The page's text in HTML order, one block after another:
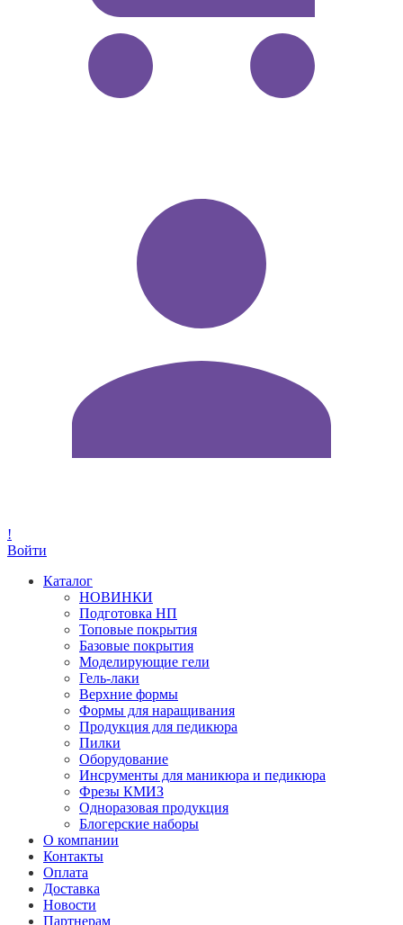
!
Войти
Каталог
НОВИНКИ
Подготовка НП
Топовые покрытия
Базовые покрытия
Моделирующие гели
Гель-лаки
Верхние формы
Формы для наращивания
Продукция для педикюра
Пилки
Оборудование
Инсрументы для маникюра и педикюра
Фрезы КМИЗ
Одноразовая продукция
Блогерские наборы
О компании
Контакты
Оплата
Доставка
Новости
Партнерам